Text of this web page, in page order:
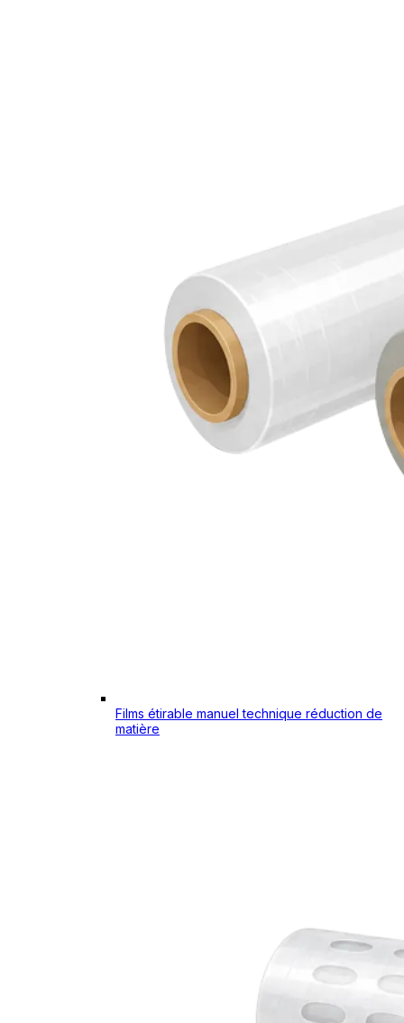
Films étirable manuel technique réduction de
matière